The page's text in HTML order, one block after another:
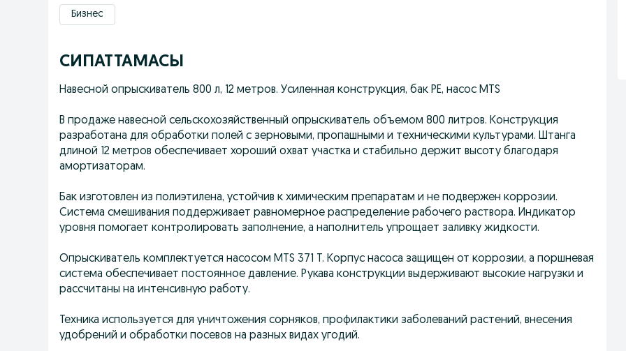
Бизнес
СИПАТТАМАСЫ
Навесной опрыскиватель 800 л, 12 метров. Усиленная конструкция, бак PE, насос MTS
В продаже навесной сельскохозяйственный опрыскиватель объемом 800 литров. Конструкция
разработана для обработки полей с зерновыми, пропашными и техническими культурами. Штанга
длиной 12 метров обеспечивает хороший охват участка и стабильно держит высоту благодаря
амортизаторам.
Бак изготовлен из полиэтилена, устойчив к химическим препаратам и не подвержен коррозии.
Система смешивания поддерживает равномерное распределение рабочего раствора. Индикатор
уровня помогает контролировать заполнение, а наполнитель упрощает заливку жидкости.
Опрыскиватель комплектуется насосом MTS 371 T. Корпус насоса защищен от коррозии, а поршневая
система обеспечивает постоянное давление. Рукава конструкции выдерживают высокие нагрузки и
рассчитаны на интенсивную работу.
Техника используется для уничтожения сорняков, профилактики заболеваний растений, внесения
удобрений и обработки посевов на разных видах угодий.